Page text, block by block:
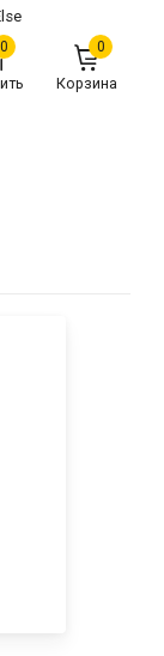
0 0
Корзина